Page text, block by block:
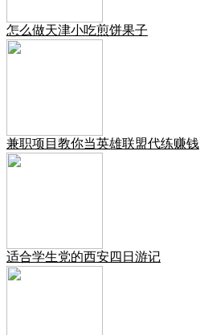
怎么做天津小吃煎饼果子
兼职项目教你当英雄联盟代练赚钱
适合学生党的西安四日游记